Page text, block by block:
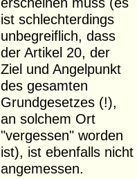
ist schlechterdings
unbegreiflich, dass
der Artikel 20, der
Ziel und Angelpunkt
des gesamten
Grundgesetzes (!),
an solchem Ort
"vergessen" worden
ist), ist ebenfalls nicht
angemessen.